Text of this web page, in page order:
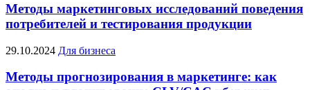
Методы маркетинговых исследований поведения
потребителей и тестирования продукции
29.10.2024 Для бизнеса
Методы прогнозирования в маркетинге: как